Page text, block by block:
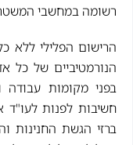
רשומה במחשבי
הרישום הפלילי ללא
הנורמטיביים של כל
בפני מקומות
חשיבות לפנות
ברזי הגשת החנינות